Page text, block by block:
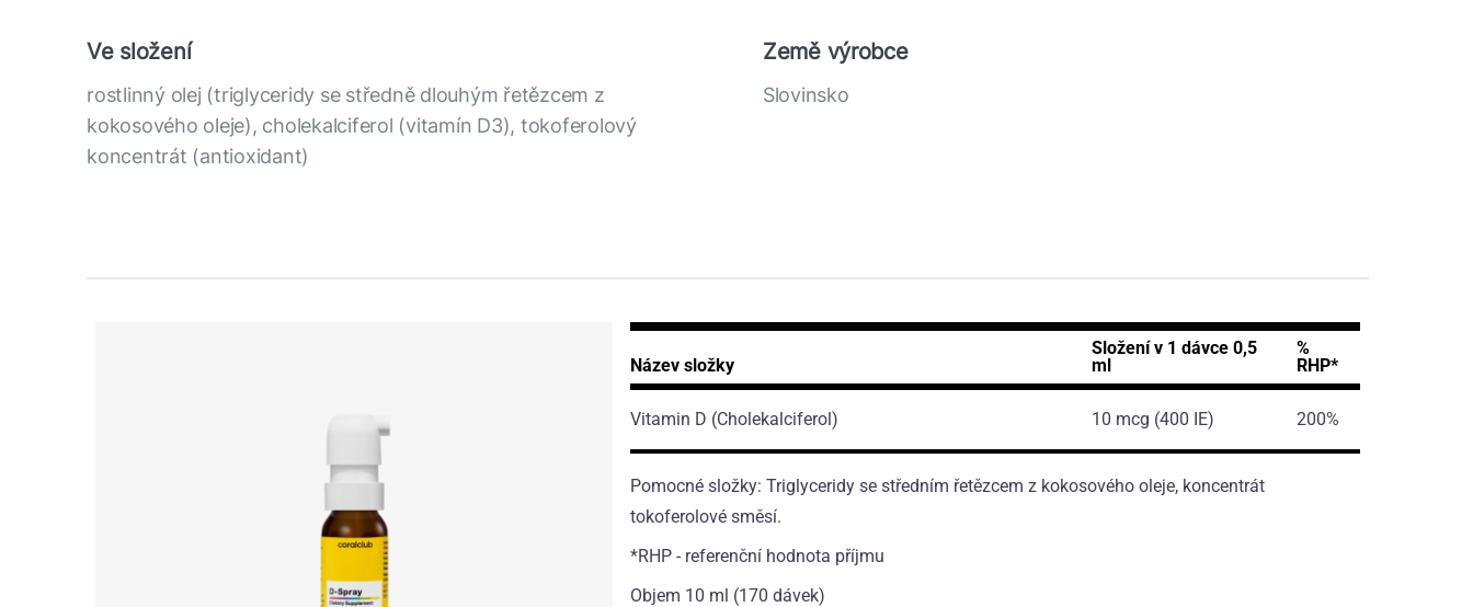
Ve složení
rostlinný olej (triglyceridy se středně dlouhým řetězcem z
kokosového oleje), cholekalciferol (vitamín D3), tokoferolový
koncentrát (antioxidant)
Země výrobce
Slovinsko
Název složky
Složení v 1 dávce 0,5
ml
%
RHP*
Vitamin D (Cholekalciferol) 10 mcg (400 IE) 200%
Pomocné složky: Triglyceridy se středním řetězcem z kokosového oleje, koncentrát
tokoferolové směsí.
*RHP - referenční hodnota příjmu
Objem 10 ml (170 dávek)